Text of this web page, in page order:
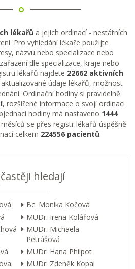
lékařů a jejich ordinací - nestátních
Pro vyhledání lékaře použijte
názvu nebo specializace nebo
dle specializace, kraje nebo
lékařů najdete 22662 aktivních
aktualizované údaje lékařů, možnost
Ordinační hodiny si pravidelně
, rozšířené informace o svojí ordinaci
hodiny má nastaveno 1444
se přes registr lékařů úspěšně
celkem 224556 pacientů.
hledají
Bc. Monika Kočová
MUDr. Irena Kolářová
MUDr. Michaela
Petrášová
MUDr. Hana Philpot
MUDr. Zdeněk Kopal